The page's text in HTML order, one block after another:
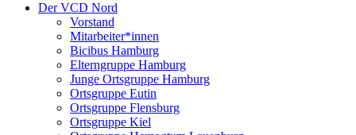
Der VCD Nord
Vorstand
Mitarbeiter*innen
Bicibus Hamburg
Elterngruppe Hamburg
Junge Ortsgruppe Hamburg
Ortsgruppe Eutin
Ortsgruppe Flensburg
Ortsgruppe Kiel